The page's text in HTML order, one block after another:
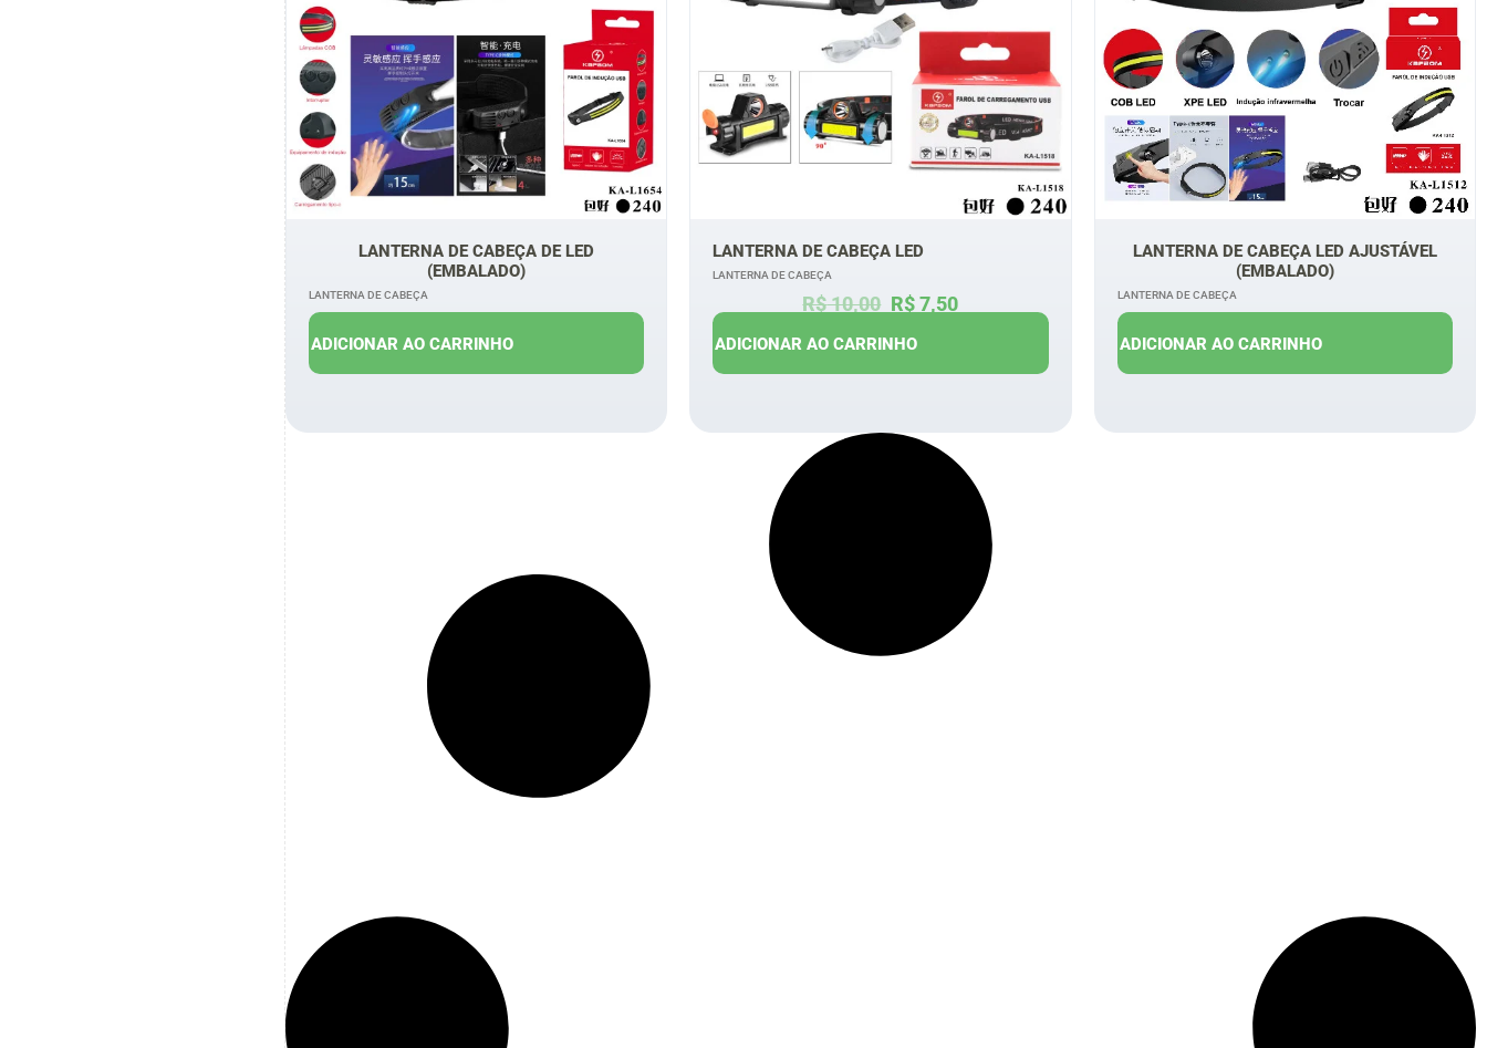
LANTERNA DE CABEÇA DE LED
(EMBALADO)
LANTERNA DE CABEÇA
ADICIONAR AO CARRINHO
LANTERNA DE CABEÇA LED
LANTERNA DE CABEÇA
R$10,00 R$7,50
ADICIONAR AO CARRINHO
LANTERNA DE CABEÇA LED AJUSTÁVEL
(EMBALADO)
LANTERNA DE CABEÇA
ADICIONAR AO CARRINHO